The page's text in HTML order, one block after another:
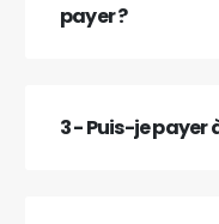
payer ?
3 - Puis-je payer